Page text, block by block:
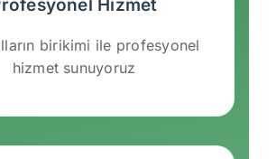
Hizmet
birikimi ile profesyonel
hizmet sunuyoruz